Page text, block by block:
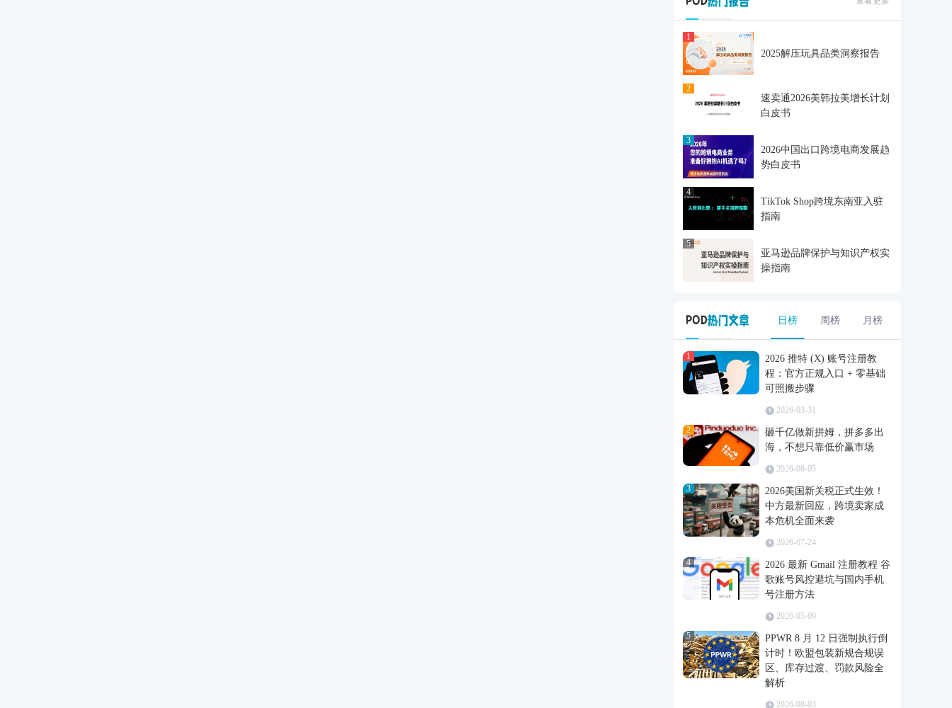
1
2025解压玩具品类洞察报告
2
速卖通2026美韩拉美增长计划
白皮书
3
2026中国出口跨境电商发展趋
势白皮书
4
TikTok Shop跨境东南亚入驻
指南
5
亚马逊品牌保护与知识产权实
操指南
日榜 周榜 月榜
1
2026 推特 (X) 账号注册教
程：官方正规入口 + 零基础
可照搬步骤
2026-03-31
2
砸千亿做新拼姆，拼多多出
海，不想只靠低价赢市场
2026-08-05
3
2026美国新关税正式生效！
中方最新回应，跨境卖家成
本危机全面来袭
2026-07-24
4
2026 最新 Gmail 注册教程 谷
歌账号风控避坑与国内手机
号注册方法
2026-05-09
5
PPWR 8 月 12 日强制执行倒
计时！欧盟包装新规合规误
区、库存过渡、罚款风险全
解析
2026-08-03